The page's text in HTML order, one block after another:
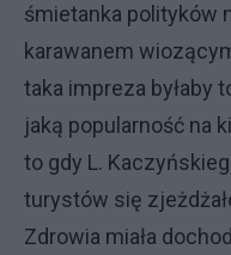
śmietanka polityków
karawanem
taka impreza byłaby
jaką popularność na
to gdy L.
turystów się
Zdrowia miała